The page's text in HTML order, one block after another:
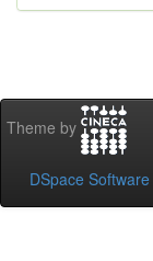
Theme by
DSpace Software